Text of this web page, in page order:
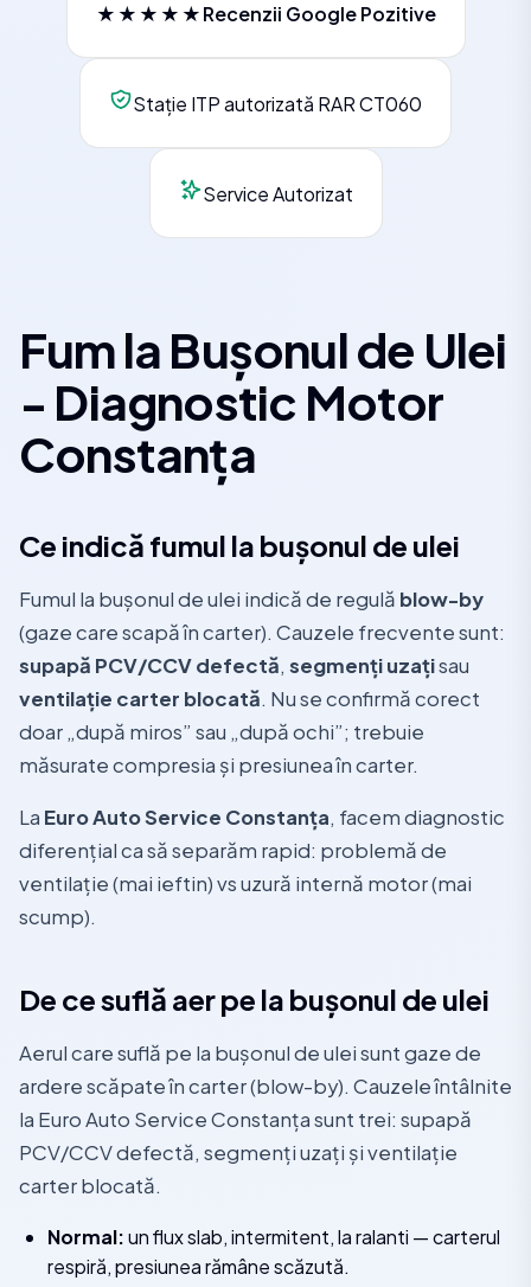
★★★★★Recenzii Google Pozitive
Stație ITP autorizată RAR CT060
Service Autorizat
Fum la Bușonul de Ulei
- Diagnostic Motor
Constanța
Ce indică fumul la bușonul de ulei
Fumul la bușonul de ulei indică de regulă blow-by
(gaze care scapă în carter). Cauzele frecvente sunt:
supapă PCV/CCV defectă, segmenți uzațisau
ventilație carter blocată. Nu se confirmă corect
doar „după miros” sau „după ochi”; trebuie
măsurate compresia și presiunea în carter.
La Euro Auto Service Constanța, facem diagnostic
diferențial ca să separăm rapid: problemă de
ventilație (mai ieftin) vs uzură internă motor (mai
scump).
De ce suflă aer pe la bușonul de ulei
Aerul care suflă pe la bușonul de ulei sunt gaze de
ardere scăpate în carter (blow-by). Cauzele întâlnite
la Euro Auto Service Constanța sunt trei: supapă
PCV/CCV defectă, segmenți uzați și ventilație
carter blocată.
Normal:un flux slab, intermitent, la ralanti — carterul
respiră, presiunea rămâne scăzută.